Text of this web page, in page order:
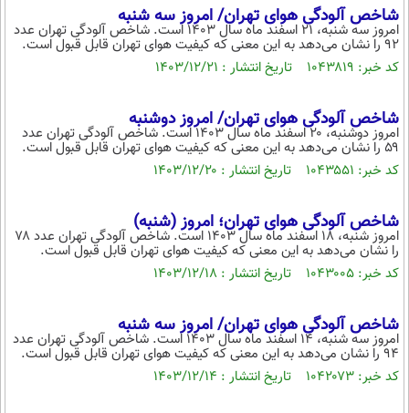
شاخص آلودگی هوای تهران/ امروز سه شنبه
امروز سه شنبه، ۲۱ اسفند ماه سال ۱۴۰۳ است. شاخص آلودگی تهران عدد
۹۲ را نشان می‌دهد به این معنی که کیفیت هوای تهران قابل قبول است.
کد خبر: ۱۰۴۳۸۱۹ تاریخ انتشار : ۱۴۰۳/۱۲/۲۱
شاخص آلودگی هوای تهران/ امروز دوشنبه
امروز دوشنبه، ۲۰ اسفند ماه سال ۱۴۰۳ است. شاخص آلودگی تهران عدد
۵۹ را نشان می‌دهد به این معنی که کیفیت هوای تهران قابل قبول است.
کد خبر: ۱۰۴۳۵۵۱ تاریخ انتشار : ۱۴۰۳/۱۲/۲۰
شاخص آلودگی هوای تهران؛ امروز (شنبه)
امروز شنبه، ۱۸ اسفند ماه سال ۱۴۰۳ است. شاخص آلودگی تهران عدد ۷۸
را نشان می‌دهد به این معنی که کیفیت هوای تهران قابل قبول است.
کد خبر: ۱۰۴۳۰۰۵ تاریخ انتشار : ۱۴۰۳/۱۲/۱۸
شاخص آلودگی هوای تهران/ امروز سه شنبه
امروز سه شنبه، ۱۴ اسفند ماه سال ۱۴۰۳ است. شاخص آلودگی تهران عدد
۹۴ را نشان می‌دهد به این معنی که کیفیت هوای تهران قابل قبول است.
کد خبر: ۱۰۴۲۰۷۳ تاریخ انتشار : ۱۴۰۳/۱۲/۱۴